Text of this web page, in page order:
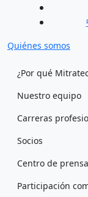
Quiénes somos
¿Por qué
Nuestro equipo
Carreras
Socios
Centro de prensa
Participación